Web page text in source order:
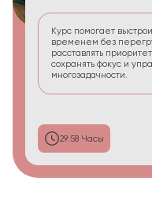
Курс помогает
временем без
расставлять
сохранять фокус и
многозадачности.
29:58 Часы